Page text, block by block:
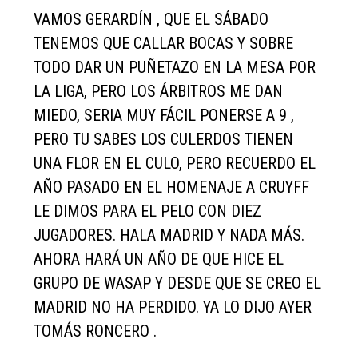
VAMOS GERARDÍN , QUE EL SÁBADO
TENEMOS QUE CALLAR BOCAS Y SOBRE
TODO DAR UN PUÑETAZO EN LA MESA POR
LA LIGA, PERO LOS ÁRBITROS ME DAN
MIEDO, SERIA MUY FÁCIL PONERSE A 9 ,
PERO TU SABES LOS CULERDOS TIENEN
UNA FLOR EN EL CULO, PERO RECUERDO EL
AÑO PASADO EN EL HOMENAJE A CRUYFF
LE DIMOS PARA EL PELO CON DIEZ
JUGADORES. HALA MADRID Y NADA MÁS.
AHORA HARÁ UN AÑO DE QUE HICE EL
GRUPO DE WASAP Y DESDE QUE SE CREO EL
MADRID NO HA PERDIDO. YA LO DIJO AYER
TOMÁS RONCERO .